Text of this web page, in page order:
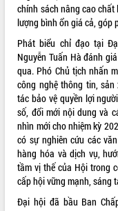
Đắk Lắk: Tôn vinh 46 giải
thi Sáng tạo Kỹ thuật 2024 -
Đắk Lắk rà soát, điều chỉnh
về phát triển nuôi trồng thủy
Phó Chủ tịch UBND tỉnh Đắk
Trương Công Thái kiểm tra
Dự án cao tốc Khánh Hòa -
Thuột
Định vị cà phê Việt Nam như
sản sống” trong dòng chảy
Xây dựng nông thôn mới:
sống người dân từ những mô
thực
Quyết liệt tháo gỡ vướng
chính sách nâng cao
lượng bình ổn giá cả, góp
Phát biểu chỉ đạo tại
Nguyễn Tuấn Hà đánh
qua. Phó Chủ tịch nhấn
công nghệ thông tin,
tác bảo vệ quyền lợi
số, đổi mới nội dung và
nhìn mới cho nhiệm kỳ
có sự nghiên cứu các
hàng hóa và dịch vụ,
tầm vị thế của Hội trong
cấp hội vững mạnh, sáng
Đại hội đã bầu Ban